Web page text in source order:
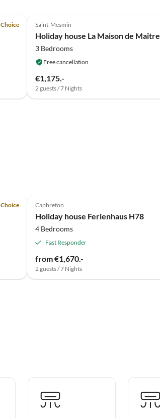
Saint-Mesmin
Holiday house La Maison de Maître
3 Bedrooms
Free cancellation
€1,175.-
2 guests / 7 Nights
Capbreton
Holiday house Ferienhaus H78
4 Bedrooms
Fast Responder
from €1,670.-
2 guests / 7 Nights